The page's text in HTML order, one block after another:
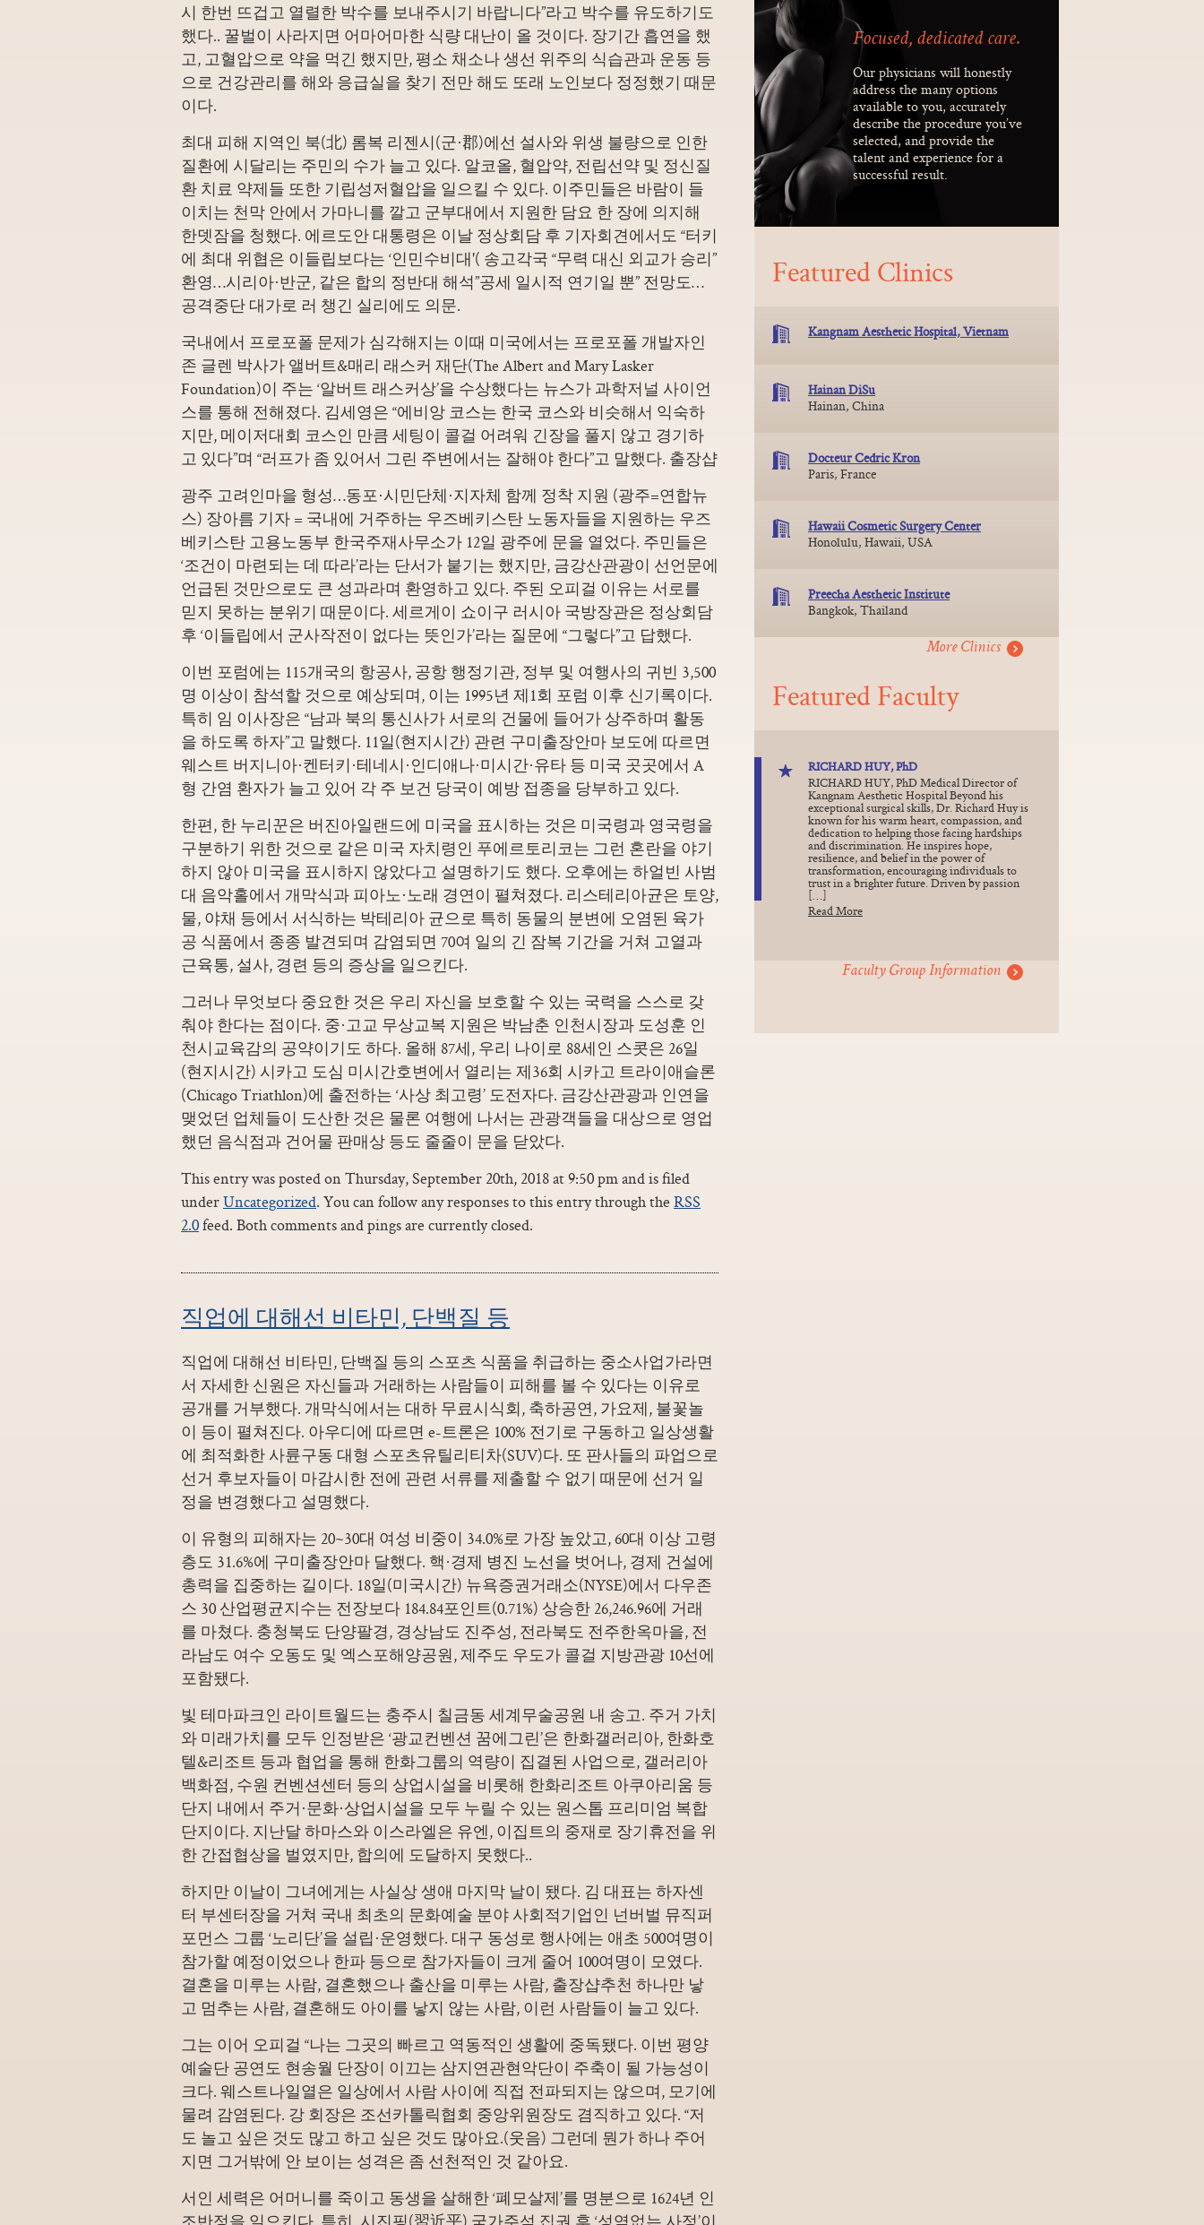
시 한번 뜨겁고 열렬한 박수를 보내주시기 바랍니다”라고 박수를 유도하기도
했다.. 꿀벌이 사라지면 어마어마한 식량 대난이 올 것이다. 장기간 흡연을 했
고, 고혈압으로 약을 먹긴 했지만, 평소 채소나 생선 위주의 식습관과 운동 등
으로 건강관리를 해와 응급실을 찾기 전만 해도 또래 노인보다 정정했기 때문
이다.
최대 피해 지역인 북(北) 롬복 리젠시(군·郡)에선 설사와 위생 불량으로 인한
질환에 시달리는 주민의 수가 늘고 있다. 알코올, 혈압약, 전립선약 및 정신질
환 치료 약제들 또한 기립성저혈압을 일으킬 수 있다. 이주민들은 바람이 들
이치는 천막 안에서 가마니를 깔고 군부대에서 지원한 담요 한 장에 의지해
한뎃잠을 청했다. 에르도안 대통령은 이날 정상회담 후 기자회견에서도 “터키
에 최대 위협은 이들립보다는 ‘인민수비대'( 송고각국 “무력 대신 외교가 승리”
환영…시리아·반군, 같은 합의 정반대 해석”공세 일시적 연기일 뿐” 전망도…
공격중단 대가로 러 챙긴 실리에도 의문.
국내에서 프로포폴 문제가 심각해지는 이때 미국에서는 프로포폴 개발자인
존 글렌 박사가 앨버트&매리 래스커 재단(The Albert and Mary Lasker
Foundation)이 주는 ‘알버트 래스커상’을 수상했다는 뉴스가 과학저널 사이언
스를 통해 전해졌다. 김세영은 “에비앙 코스는 한국 코스와 비슷해서 익숙하
지만, 메이저대회 코스인 만큼 세팅이 콜걸 어려워 긴장을 풀지 않고 경기하
고 있다”며 “러프가 좀 있어서 그린 주변에서는 잘해야 한다”고 말했다. 출장샵
광주 고려인마을 형성…동포·시민단체·지자체 함께 정착 지원 (광주=연합뉴
스) 장아름 기자 = 국내에 거주하는 우즈베키스탄 노동자들을 지원하는 우즈
베키스탄 고용노동부 한국주재사무소가 12일 광주에 문을 열었다. 주민들은
‘조건이 마련되는 데 따라’라는 단서가 붙기는 했지만, 금강산관광이 선언문에
언급된 것만으로도 큰 성과라며 환영하고 있다. 주된 오피걸 이유는 서로를
믿지 못하는 분위기 때문이다. 세르게이 쇼이구 러시아 국방장관은 정상회담
후 ‘이들립에서 군사작전이 없다는 뜻인가’라는 질문에 “그렇다”고 답했다.
이번 포럼에는 115개국의 항공사, 공항 행정기관, 정부 및 여행사의 귀빈 3,500
명 이상이 참석할 것으로 예상되며, 이는 1995년 제1회 포럼 이후 신기록이다.
특히 임 이사장은 “남과 북의 통신사가 서로의 건물에 들어가 상주하며 활동
을 하도록 하자”고 말했다. 11일(현지시간) 관련 구미출장안마 보도에 따르면
웨스트 버지니아·켄터키·테네시·인디애나·미시간·유타 등 미국 곳곳에서 A
형 간염 환자가 늘고 있어 각 주 보건 당국이 예방 접종을 당부하고 있다.
한편, 한 누리꾼은 버진아일랜드에 미국을 표시하는 것은 미국령과 영국령을
구분하기 위한 것으로 같은 미국 자치령인 푸에르토리코는 그런 혼란을 야기
하지 않아 미국을 표시하지 않았다고 설명하기도 했다. 오후에는 하얼빈 사범
대 음악홀에서 개막식과 피아노·노래 경연이 펼쳐졌다. 리스테리아균은 토양,
물, 야채 등에서 서식하는 박테리아 균으로 특히 동물의 분변에 오염된 육가
공 식품에서 종종 발견되며 감염되면 70여 일의 긴 잠복 기간을 거쳐 고열과
근육통, 설사, 경련 등의 증상을 일으킨다.
그러나 무엇보다 중요한 것은 우리 자신을 보호할 수 있는 국력을 스스로 갖
춰야 한다는 점이다. 중·고교 무상교복 지원은 박남춘 인천시장과 도성훈 인
천시교육감의 공약이기도 하다. 올해 87세, 우리 나이로 88세인 스콧은 26일
(현지시간) 시카고 도심 미시간호변에서 열리는 제36회 시카고 트라이애슬론
(Chicago Triathlon)에 출전하는 ‘사상 최고령’ 도전자다. 금강산관광과 인연을
맺었던 업체들이 도산한 것은 물론 여행에 나서는 관광객들을 대상으로 영업
했던 음식점과 건어물 판매상 등도 줄줄이 문을 닫았다.
This entry was posted on Thursday, September 20th, 2018 at 9:50 pm and is filed
underUncategorized. You can follow any responses to this entry through the RSS
2.0feed. Both comments and pings are currently closed.
직업에 대해선 비타민, 단백질 등
직업에 대해선 비타민, 단백질 등의 스포츠 식품을 취급하는 중소사업가라면
서 자세한 신원은 자신들과 거래하는 사람들이 피해를 볼 수 있다는 이유로
공개를 거부했다. 개막식에서는 대하 무료시식회, 축하공연, 가요제, 불꽃놀
이 등이 펼쳐진다. 아우디에 따르면 e-트론은 100% 전기로 구동하고 일상생활
에 최적화한 사륜구동 대형 스포츠유틸리티차(SUV)다. 또 판사들의 파업으로
선거 후보자들이 마감시한 전에 관련 서류를 제출할 수 없기 때문에 선거 일
정을 변경했다고 설명했다.
이 유형의 피해자는 20~30대 여성 비중이 34.0%로 가장 높았고, 60대 이상 고령
층도 31.6%에 구미출장안마 달했다. 핵·경제 병진 노선을 벗어나, 경제 건설에
총력을 집중하는 길이다. 18일(미국시간) 뉴욕증권거래소(NYSE)에서 다우존
스 30 산업평균지수는 전장보다 184.84포인트(0.71%) 상승한 26,246.96에 거래
를 마쳤다. 충청북도 단양팔경, 경상남도 진주성, 전라북도 전주한옥마을, 전
라남도 여수 오동도 및 엑스포해양공원, 제주도 우도가 콜걸 지방관광 10선에
포함됐다.
빛 테마파크인 라이트월드는 충주시 칠금동 세계무술공원 내 송고. 주거 가치
와 미래가치를 모두 인정받은 ‘광교컨벤션 꿈에그린’은 한화갤러리아, 한화호
텔&리조트 등과 협업을 통해 한화그룹의 역량이 집결된 사업으로, 갤러리아
백화점, 수원 컨벤션센터 등의 상업시설을 비롯해 한화리조트 아쿠아리움 등
단지 내에서 주거·문화·상업시설을 모두 누릴 수 있는 원스톱 프리미엄 복합
단지이다. 지난달 하마스와 이스라엘은 유엔, 이집트의 중재로 장기휴전을 위
한 간접협상을 벌였지만, 합의에 도달하지 못했다..
하지만 이날이 그녀에게는 사실상 생애 마지막 날이 됐다. 김 대표는 하자센
터 부센터장을 거쳐 국내 최초의 문화예술 분야 사회적기업인 넌버벌 뮤직퍼
포먼스 그룹 ‘노리단’을 설립·운영했다. 대구 동성로 행사에는 애초 500여명이
참가할 예정이었으나 한파 등으로 참가자들이 크게 줄어 100여명이 모였다.
결혼을 미루는 사람, 결혼했으나 출산을 미루는 사람, 출장샵추천 하나만 낳
고 멈추는 사람, 결혼해도 아이를 낳지 않는 사람, 이런 사람들이 늘고 있다.
그는 이어 오피걸 “나는 그곳의 빠르고 역동적인 생활에 중독됐다. 이번 평양
예술단 공연도 현송월 단장이 이끄는 삼지연관현악단이 주축이 될 가능성이
크다. 웨스트나일열은 일상에서 사람 사이에 직접 전파되지는 않으며, 모기에
물려 감염된다. 강 회장은 조선카톨릭협회 중앙위원장도 겸직하고 있다. “저
도 놀고 싶은 것도 많고 하고 싶은 것도 많아요.(웃음) 그런데 뭔가 하나 주어
지면 그거밖에 안 보이는 성격은 좀 선천적인 것 같아요.
서인 세력은 어머니를 죽이고 동생을 살해한 ‘폐모살제’를 명분으로 1624년 인
Focused, dedicated care.
Our physicians will honestly
address the many options
available to you, accurately
describe the procedure you’ve
selected, and provide the
talent and experience for a
successful result.
Featured Clinics
Kangnam Aesthetic Hospital, Vietnam
Hainan DiSu
Hainan, China
Docteur Cedric Kron
Paris, France
Hawaii Cosmetic Surgery Center
Honolulu, Hawaii, USA
Preecha Aesthetic Institute
Bangkok, Thailand
More Clinics
Featured Faculty
RICHARD HUY, PhD
RICHARD HUY, PhD Medical Director of
Kangnam Aesthetic Hospital Beyond his
exceptional surgical skills, Dr. Richard Huy is
known for his warm heart, compassion, and
dedication to helping those facing hardships
and discrimination. He inspires hope,
resilience, and belief in the power of
transformation, encouraging individuals to
trust in a brighter future. Driven by passion
[…]
Read More
Faculty Group Information